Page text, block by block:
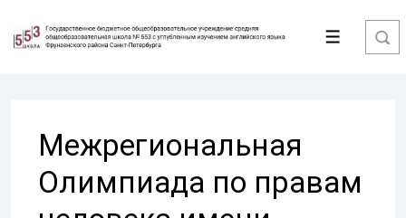
Перейти
Меню
Межрегиональная
Олимпиада по правам